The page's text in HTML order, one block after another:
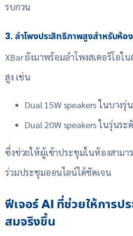
รบกวน
3. ลำโพงประสิทธิภาพสูงสำหรับห้อ
XBar ยังมาพร้อมลำโพงสเตอริโอใ
สูง เช่น
Dual 15W speakers ในบางรุ่น
Dual 20W speakers ในรุ่นระ
ซึ่งช่วยให้ผู้เข้าประชุมในห้องสามา
ร่วมประชุมออนไลน์ได้ชัดเจน
ฟีเจอร์ AI ที่ช่วยให้การป
สมจริงขึ้น